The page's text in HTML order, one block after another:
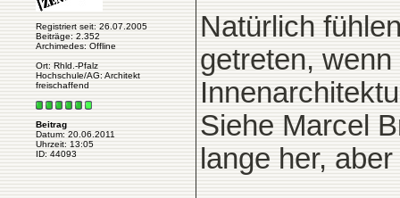
Registriert seit: 26.07.2005
Beiträge: 2.352
Archimedes: Offline
Ort: Rhld.-Pfalz
Hochschule/AG: Architekt
freischaffend
Beitrag
Datum: 20.06.2011
Uhrzeit: 13:05
ID: 44093
Natürlich
getreten,
Siehe Marcel
lange her,